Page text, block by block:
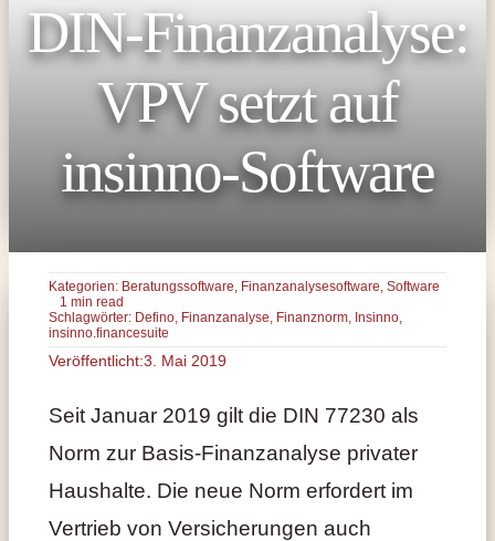
DIN-Finanzanalyse:
VPV setzt auf
insinno-Software
Kategorien: Beratungssoftware Finanzanalysesoftware Software
1 min read
Schlagwörter: Defino, Finanzanalyse Finanznorm, Insinno,
insinno.financesuite
Veröffentlicht:3. Mai 2019
Seit Januar 2019 gilt die DIN 77230 als
Norm zur Basis-Finanzanalyse privater
Haushalte. Die neue Norm erfordert im
Vertrieb von Versicherungen auch